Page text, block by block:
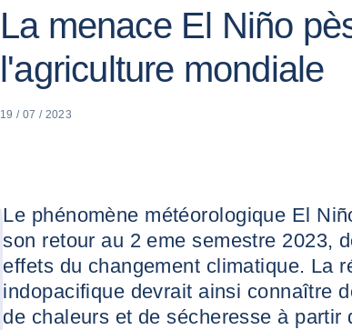
La menace El Niño
l'agriculture mondiale
19 / 07 / 2023
Le phénomène météorologique El
son retour au 2 eme semestre 2023,
effets du changement climatique. La
indopacifique devrait ainsi connaître
de chaleurs et de sécheresse à partir